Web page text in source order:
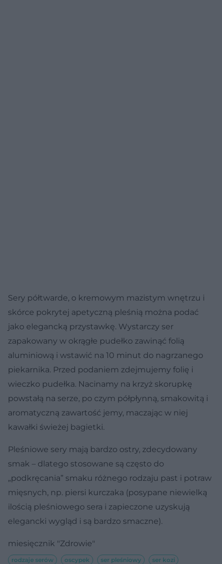
Sery półtwarde, o kremowym mazistym wnętrzu i
skórce pokrytej apetyczną pleśnią można podać
jako elegancką przystawkę. Wystarczy ser
zapakowany w okrągłe pudełko zawinąć folią
aluminiową i wstawić na 10 minut do nagrzanego
piekarnika. Przed podaniem zdejmujemy folię i
wieczko pudełka. Nacinamy na krzyż skorupkę
powstałą na serze, po czym półpłynną, smakowitą i
aromatyczną zawartość jemy, maczając w niej
kawałki świeżej bagietki.
Pleśniowe sery mają bardzo ostry, zdecydowany
smak – dlatego stosowane są często do
„podkręcania” smaku różnego rodzaju past i potraw
mięsnych, np. piersi kurczaka (posypane niewielką
ilością pleśniowego sera i zapieczone uzyskują
elegancki wygląd i są bardzo smaczne).
miesięcznik "Zdrowie"
rodzaje serów oscypek ser pleśniowy
ser kozi